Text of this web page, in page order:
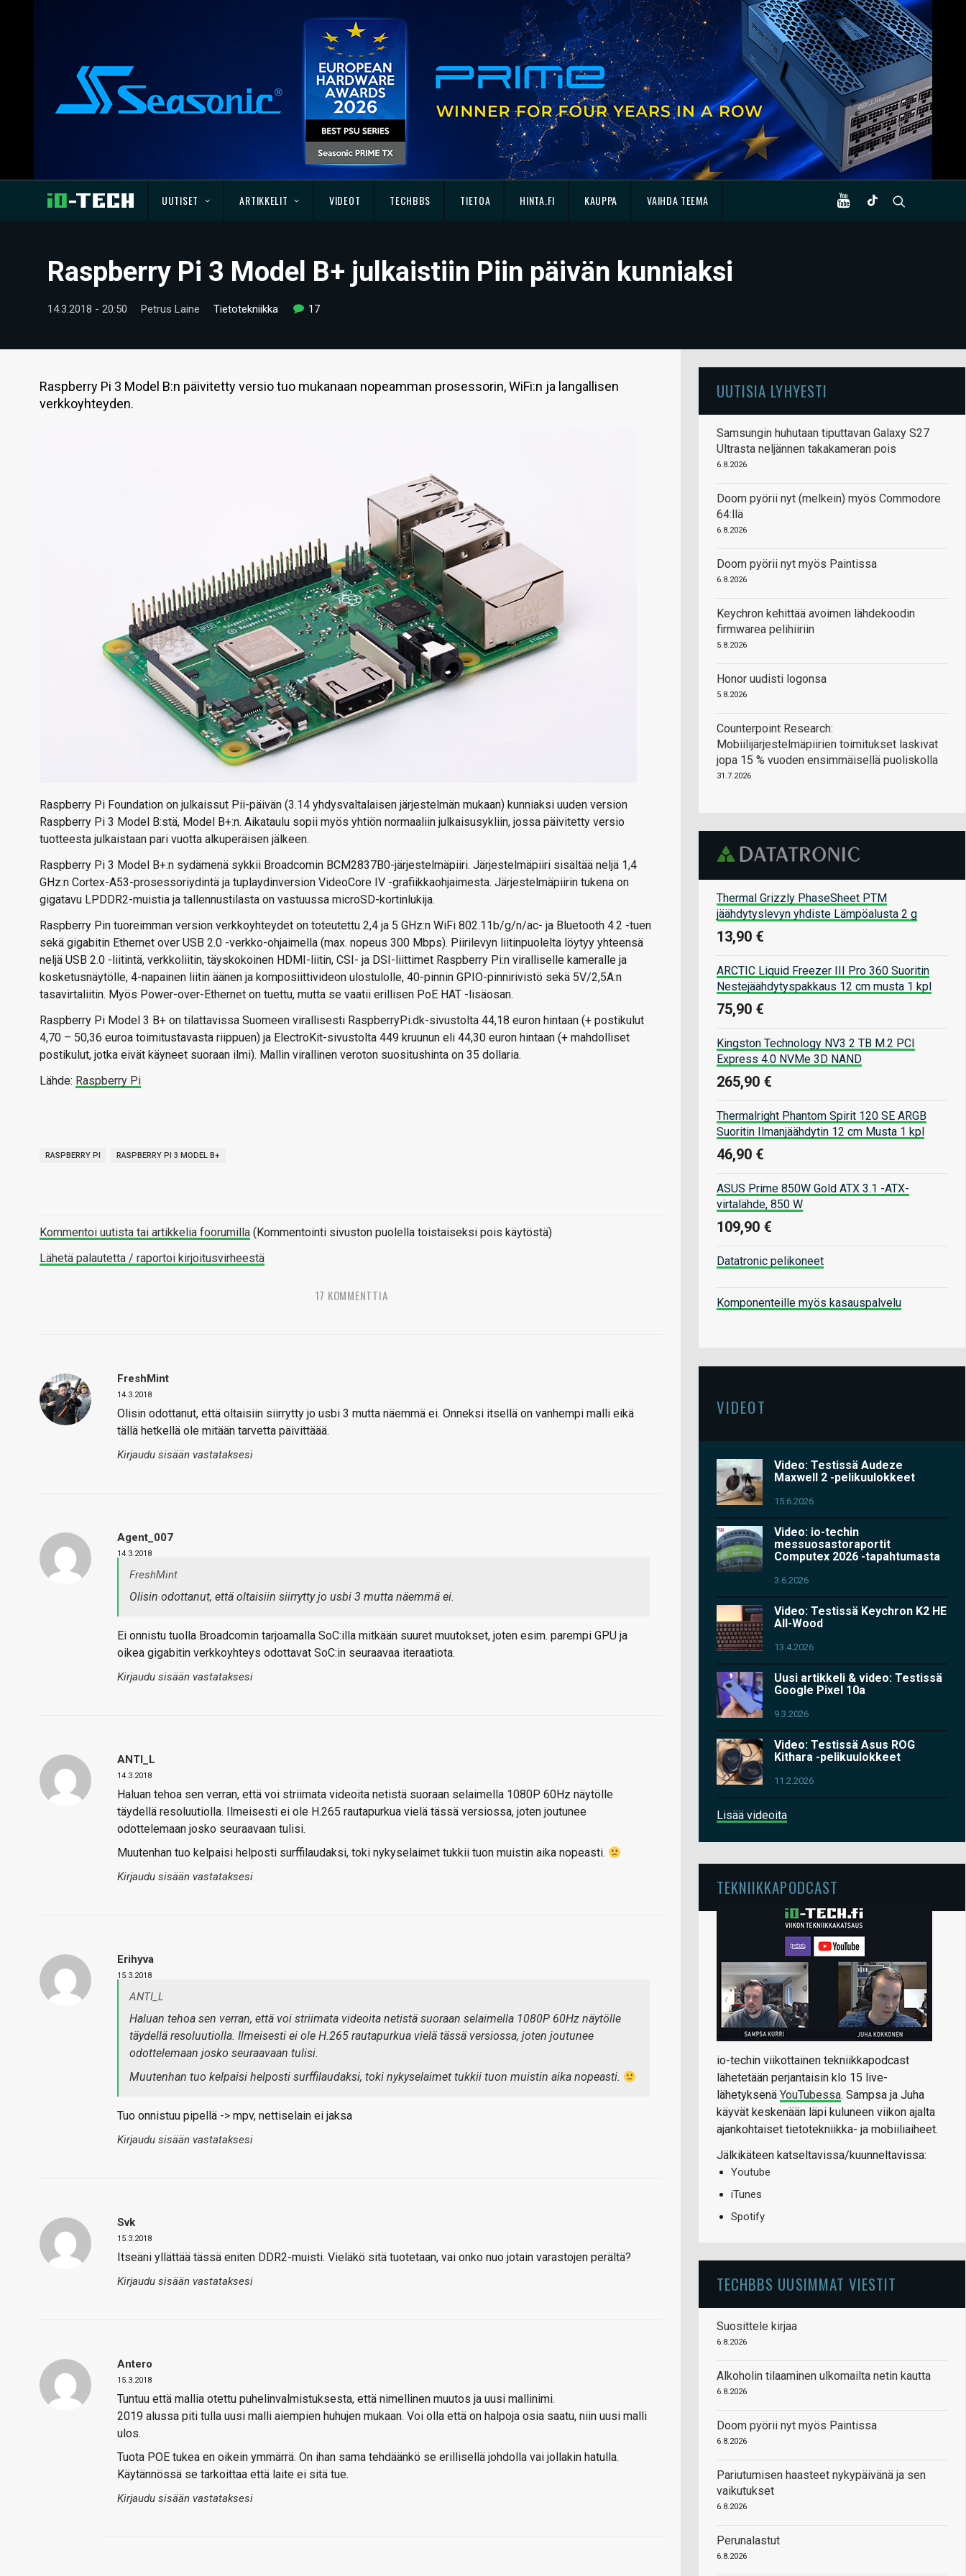
UUTISET ARTIKKELIT VIDEOT TECHBBS TIETOA HINTA.FI KAUPPA VAIHDA TEEMA
Raspberry Pi 3 Model B+ julkaistiin Piin päivän kunniaksi
14.3.2018 - 20:50 Petrus Laine Tietotekniikka 17
Raspberry Pi 3 Model B:n päivitetty versio tuo mukanaan nopeamman prosessorin, WiFi:n ja langallisen
verkkoyhteyden.
Raspberry Pi Foundation on julkaissut Pii-päivän (3.14 yhdysvaltalaisen järjestelmän mukaan) kunniaksi uuden version
Raspberry Pi 3 Model B:stä, Model B+:n. Aikataulu sopii myös yhtiön normaaliin julkaisusykliin, jossa päivitetty versio
tuotteesta julkaistaan pari vuotta alkuperäisen jälkeen.
Raspberry Pi 3 Model B+:n sydämenä sykkii Broadcomin BCM2837B0-järjestelmäpiiri. Järjestelmäpiiri sisältää neljä 1,4
GHz:n Cortex-A53-prosessoriydintä ja tuplaydinversion VideoCore IV -grafiikkaohjaimesta. Järjestelmäpiirin tukena on
gigatavu LPDDR2-muistia ja tallennustilasta on vastuussa microSD-kortinlukija.
Raspberry Pin tuoreimman version verkkoyhteydet on toteutettu 2,4 ja 5 GHz:n WiFi 802.11b/g/n/ac- ja Bluetooth 4.2 -tuen
sekä gigabitin Ethernet over USB 2.0 -verkko-ohjaimella (max. nopeus 300 Mbps). Piirilevyn liitinpuolelta löytyy yhteensä
neljä USB 2.0 -liitintä, verkkoliitin, täyskokoinen HDMI-liitin, CSI- ja DSI-liittimet Raspberry Pi:n viralliselle kameralle ja
kosketusnäytölle, 4-napainen liitin äänen ja komposiittivideon ulostulolle, 40-pinnin GPIO-pinnirivistö sekä 5V/2,5A:n
tasavirtaliitin. Myös Power-over-Ethernet on tuettu, mutta se vaatii erillisen PoE HAT -lisäosan.
Raspberry Pi Model 3 B+ on tilattavissa Suomeen virallisesti RaspberryPi.dk-sivustolta 44,18 euron hintaan (+ postikulut
4,70 – 50,36 euroa toimitustavasta riippuen) ja ElectroKit-sivustolta 449 kruunun eli 44,30 euron hintaan (+ mahdolliset
postikulut, jotka eivät käyneet suoraan ilmi). Mallin virallinen veroton suositushinta on 35 dollaria.
Lähde: Raspberry Pi
RASPBERRY PI RASPBERRY PI 3 MODEL B+
Kommentoi uutista tai artikkelia foorumilla (Kommentointi sivuston puolella toistaiseksi pois käytöstä)
Lähetä palautetta / raportoi kirjoitusvirheestä
17 KOMMENTTIA
FreshMint
14.3.2018
Olisin odottanut, että oltaisiin siirrytty jo usbi 3 mutta näemmä ei. Onneksi itsellä on vanhempi malli eikä
tällä hetkellä ole mitään tarvetta päivittäää.
Kirjaudu sisään vastataksesi
Agent_007
14.3.2018
FreshMint
Olisin odottanut, että oltaisiin siirrytty jo usbi 3 mutta näemmä ei.
Ei onnistu tuolla Broadcomin tarjoamalla SoC:illa mitkään suuret muutokset, joten esim. parempi GPU ja
oikea gigabitin verkkoyhteys odottavat SoC:in seuraavaa iteraatiota.
Kirjaudu sisään vastataksesi
ANTI_L
14.3.2018
Haluan tehoa sen verran, että voi striimata videoita netistä suoraan selaimella 1080P 60Hz näytölle
täydellä resoluutiolla. Ilmeisesti ei ole H.265 rautapurkua vielä tässä versiossa, joten joutunee
odottelemaan josko seuraavaan tulisi.
Muutenhan tuo kelpaisi helposti surffilaudaksi, toki nykyselaimet tukkii tuon muistin aika nopeasti.
Kirjaudu sisään vastataksesi
Erihyva
15.3.2018
ANTI_L
Haluan tehoa sen verran, että voi striimata videoita netistä suoraan selaimella 1080P 60Hz näytölle
täydellä resoluutiolla. Ilmeisesti ei ole H.265 rautapurkua vielä tässä versiossa, joten joutunee
odottelemaan josko seuraavaan tulisi.
Muutenhan tuo kelpaisi helposti surffilaudaksi, toki nykyselaimet tukkii tuon muistin aika nopeasti.
Tuo onnistuu pipellä -> mpv, nettiselain ei jaksa
Kirjaudu sisään vastataksesi
Svk
15.3.2018
Itseäni yllättää tässä eniten DDR2-muisti. Vieläkö sitä tuotetaan, vai onko nuo jotain varastojen perältä?
Kirjaudu sisään vastataksesi
Antero
15.3.2018
Tuntuu että mallia otettu puhelinvalmistuksesta, että nimellinen muutos ja uusi mallinimi.
2019 alussa piti tulla uusi malli aiempien huhujen mukaan. Voi olla että on halpoja osia saatu, niin uusi malli
ulos.
Tuota POE tukea en oikein ymmärrä. On ihan sama tehdäänkö se erillisellä johdolla vai jollakin hatulla.
Käytännössä se tarkoittaa että laite ei sitä tue.
Kirjaudu sisään vastataksesi
UUTISIA LYHYESTI
Samsungin huhutaan tiputtavan Galaxy S27
Ultrasta neljännen takakameran pois
6.8.2026
Doom pyörii nyt (melkein) myös Commodore
64:llä
6.8.2026
Doom pyörii nyt myös Paintissa
6.8.2026
Keychron kehittää avoimen lähdekoodin
firmwarea pelihiiriin
5.8.2026
Honor uudisti logonsa
5.8.2026
Counterpoint Research:
Mobiilijärjestelmäpiirien toimitukset laskivat
jopa 15 % vuoden ensimmäisellä puoliskolla
31.7.2026
Thermal Grizzly PhaseSheet PTM
jäähdytyslevyn yhdiste Lämpöalusta 2 g
13,90 €
ARCTIC Liquid Freezer III Pro 360 Suoritin
Nestejäähdytyspakkaus 12 cm musta 1 kpl
75,90 €
Kingston Technology NV3 2 TB M.2 PCI
Express 4.0 NVMe 3D NAND
265,90 €
Thermalright Phantom Spirit 120 SE ARGB
Suoritin Ilmanjäähdytin 12 cm Musta 1 kpl
46,90 €
ASUS Prime 850W Gold ATX 3.1 -ATX-
virtalähde, 850 W
109,90 €
Datatronic pelikoneet
Komponenteille myös kasauspalvelu
VIDEOT
Video: Testissä Audeze
Maxwell 2 -pelikuulokkeet
15.6.2026
Video: io-techin
messuosastoraportit
Computex 2026 -tapahtumasta
3.6.2026
Video: Testissä Keychron K2 HE
All-Wood
13.4.2026
Uusi artikkeli & video: Testissä
Google Pixel 10a
9.3.2026
Video: Testissä Asus ROG
Kithara -pelikuulokkeet
11.2.2026
Lisää videoita
TEKNIIKKAPODCAST
io-techin viikottainen tekniikkapodcast
lähetetään perjantaisin klo 15 live-
lähetyksenä YouTubessa. Sampsa ja Juha
käyvät keskenään läpi kuluneen viikon ajalta
ajankohtaiset tietotekniikka- ja mobiiliaiheet.
Jälkikäteen katseltavissa/kuunneltavissa:
Youtube
iTunes
Spotify
TECHBBS UUSIMMAT VIESTIT
Suosittele kirjaa
6.8.2026
Alkoholin tilaaminen ulkomailta netin kautta
6.8.2026
Doom pyörii nyt myös Paintissa
6.8.2026
Pariutumisen haasteet nykypäivänä ja sen
vaikutukset
6.8.2026
Perunalastut
6.8.2026